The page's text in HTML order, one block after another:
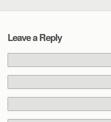
Leave a Reply